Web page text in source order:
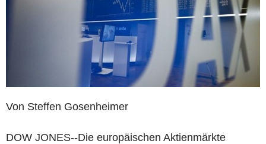
Von Steffen Gosenheimer
DOW JONES--Die europäischen Aktienmärkte